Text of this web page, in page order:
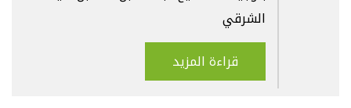
الشرقي
قراءة المزيد